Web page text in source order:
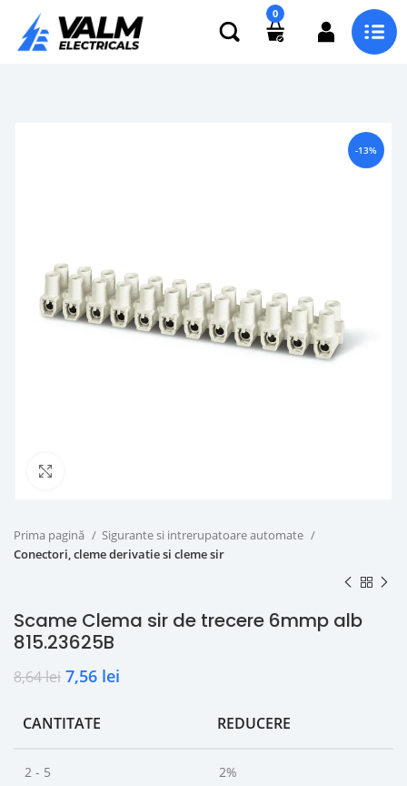
0
-13%
Prima pagină
Sigurante si intrerupatoare automate
Conectori, cleme derivatie si cleme sir
Scame Clema sir de trecere 6mmp alb
815.23625B
8,64lei 7,56 lei
CANTITATE REDUCERE
2 - 5 2%